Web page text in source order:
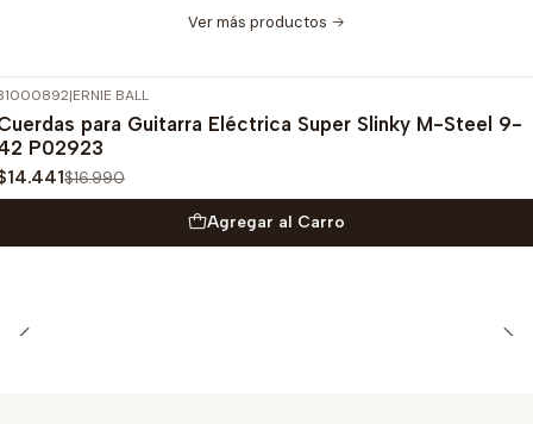
Ver más productos
|ERNIE BALL
para Guitarra Eléctrica Super Slinky M-Steel 9-
P02923
$16.990
Agregar al Carro